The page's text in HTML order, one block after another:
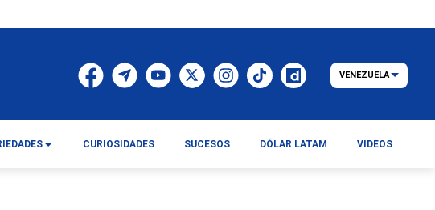
VENEZUELA
CURIOSIDADES SUCESOS DÓLAR LATAM VIDEOS